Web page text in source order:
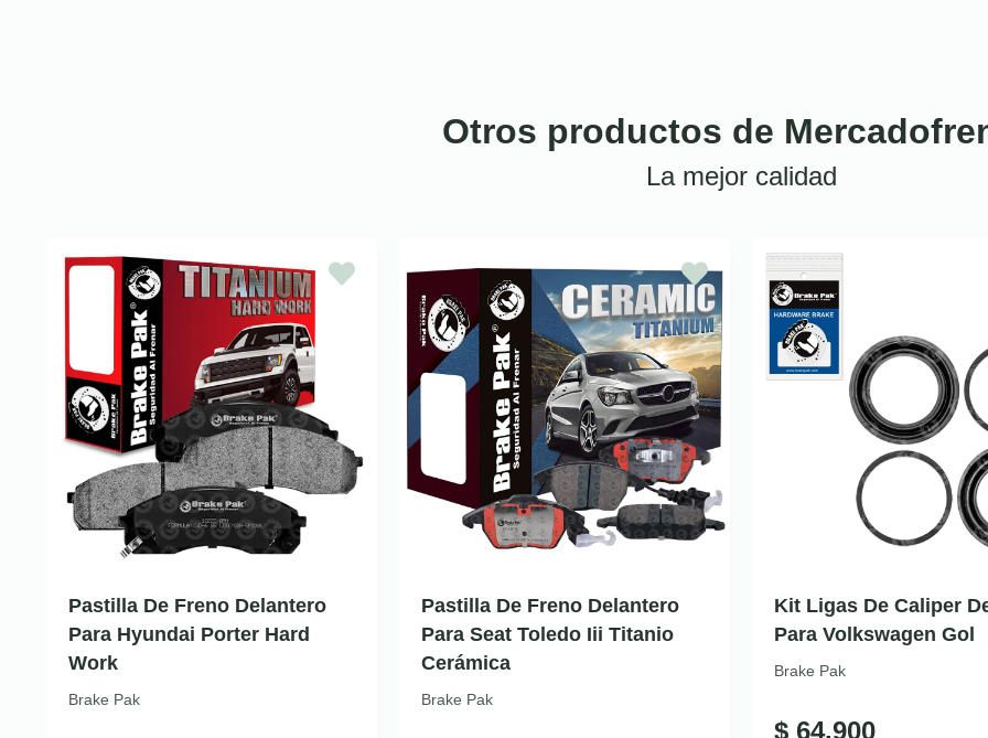
Otros productos de
La mejor calidad
Pastilla De Freno Delantero
Para Hyundai Porter Hard
Work
Brake Pak
Pastilla De Freno Delantero
Para Seat Toledo Iii Titanio
Cerámica
Brake Pak
Kit Ligas De Caliper
Para Volkswagen Gol
Brake Pak
$ 64.900